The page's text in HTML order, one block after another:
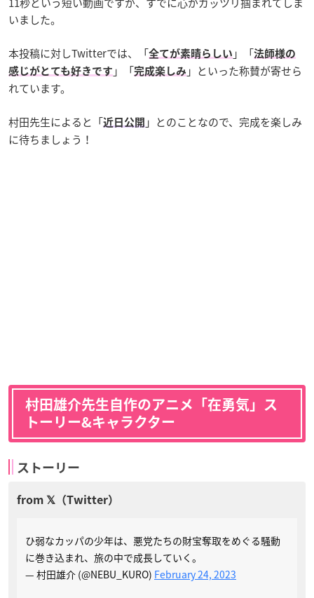
いました。
本投稿に対しTwitterでは、「全てが素晴らしい 」「法師様の
感じがとても好きです 」「完成楽しみ 」といった称賛が寄せら
れています。
村田先生によると「近日公開 」とのことなので、完成を楽しみ
に待ちましょう！
村田雄介先生自作のアニメ「在勇気」ス
トーリー&キャラクター
ストーリー
ひ弱なカッパの少年は、悪党たちの財宝奪取をめぐる騒動
に巻き込まれ、旅の中で成長していく。
— 村田雄介 (@NEBU_KURO) February 24, 2023